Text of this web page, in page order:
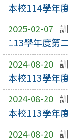
本校114學年
2025-02-07
113學年度第
2024-08-20
本校113學年
2024-08-20
本校113學年
2024-08-20